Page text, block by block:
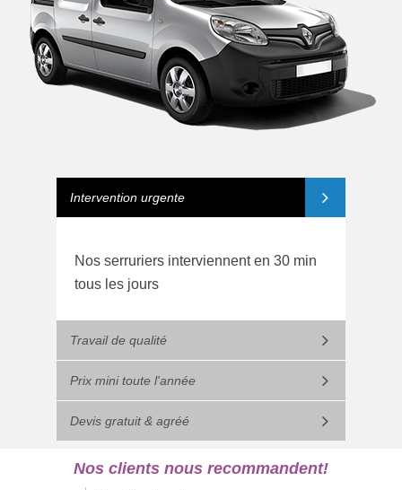
Intervention urgente
Nos serruriers interviennent en 30 min
tous les jours
Travail de qualité
Prix mini toute l'année
Devis gratuit & agréé
Nos clients nous recommandent!